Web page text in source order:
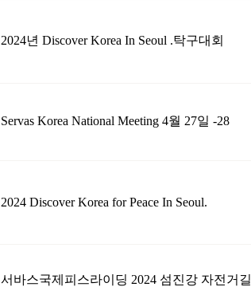
2024년 Discover Korea In Seoul .탁구대회
Servas Korea National Meeting 4월 27일 -28
2024 Discover Korea for Peace In Seoul.
서바스국제피스라이딩 2024 섬진강 자전거길